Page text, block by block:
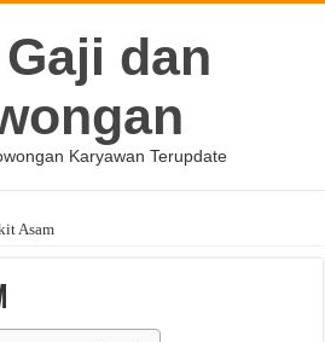
dan
Karyawan Terupdate
Asam